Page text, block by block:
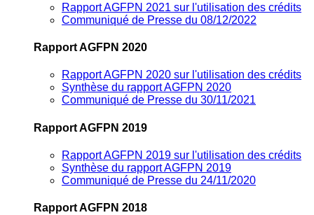
Rapport AGFPN 2021 sur l'utilisation des crédits
Communiqué de Presse du 08/12/2022
Rapport AGFPN 2020
Rapport AGFPN 2020 sur l'utilisation des crédits
Synthèse du rapport AGFPN 2020
Communiqué de Presse du 30/11/2021
Rapport AGFPN 2019
Rapport AGFPN 2019 sur l'utilisation des crédits
Synthèse du rapport AGFPN 2019
Communiqué de Presse du 24/11/2020
Rapport AGFPN 2018